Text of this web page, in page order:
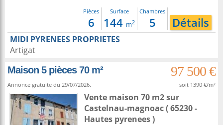
Pièces
6
Surface
144 m2
Chambres
5 Détails
MIDI PYRENEES PROPRIETES
Artigat
Maison 5 pièces 70 m²
97 500 €
Annonce gratuite du 29/07/2026. soit 1390 €/m²
Vente maison 70 m2sur
Castelnau-magnoac( 65230 -
Hautes pyrenees )